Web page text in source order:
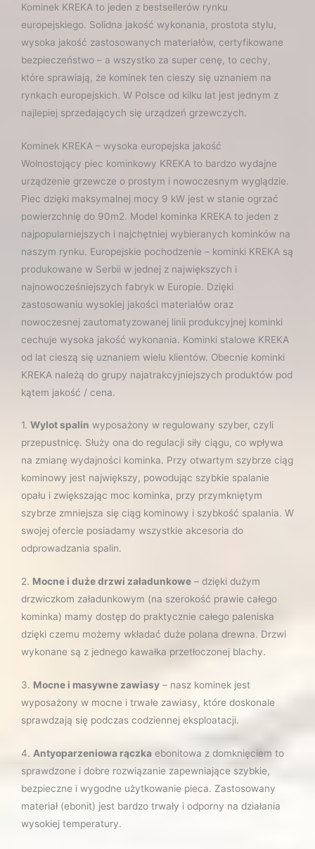
Kominek KREKA to jeden z bestsellerów rynku
europejskiego. Solidna jakość wykonania, prostota stylu,
wysoka jakość zastosowanych materiałów, certyfikowane
bezpieczeństwo – a wszystko za super cenę, to cechy,
które sprawiają, że kominek ten cieszy się uznaniem na
rynkach europejskich. W Polsce od kilku lat jest jednym z
najlepiej sprzedających się urządzeń grzewczych.
Kominek KREKA – wysoka europejska jakość
Wolnostojący piec kominkowy KREKA to bardzo wydajne
urządzenie grzewcze o prostym i nowoczesnym wyglądzie.
Piec dzięki maksymalnej mocy 9 kW jest w stanie ogrzać
powierzchnię do 90m2. Model kominka KREKA to jeden z
najpopularniejszych i najchętniej wybieranych kominków na
naszym rynku. Europejskie pochodzenie – kominki KREKA są
produkowane w Serbii w jednej z największych i
najnowocześniejszych fabryk w Europie. Dzięki
zastosowaniu wysokiej jakości materiałów oraz
nowoczesnej zautomatyzowanej linii produkcyjnej kominki
cechuje wysoka jakość wykonania. Kominki stalowe KREKA
od lat cieszą się uznaniem wielu klientów. Obecnie kominki
KREKA należą do grupy najatrakcyjniejszych produktów pod
kątem jakość / cena.
1. Wylot spalin wyposażony w regulowany szyber, czyli
przepustnicę. Służy ona do regulacji siły ciągu, co wpływa
na zmianę wydajności kominka. Przy otwartym szybrze ciąg
kominowy jest największy, powodując szybkie spalanie
opału i zwiększając moc kominka, przy przymkniętym
szybrze zmniejsza się ciąg kominowy i szybkość spalania. W
swojej ofercie posiadamy wszystkie akcesoria do
odprowadzania spalin.
2. Mocne i duże drzwi załadunkowe – dzięki dużym
drzwiczkom załadunkowym (na szerokość prawie całego
kominka) mamy dostęp do praktycznie całego paleniska
dzięki czemu możemy wkładać duże polana drewna. Drzwi
wykonane są z jednego kawałka przetłoczonej blachy.
3. Mocne i masywne zawiasy – nasz kominek jest
wyposażony w mocne i trwałe zawiasy, które doskonale
sprawdzają się podczas codziennej eksploatacji.
4. Antyoparzeniowa rączka ebonitowa z domknięciem to
sprawdzone i dobre rozwiązanie zapewniające szybkie,
bezpieczne i wygodne użytkowanie pieca. Zastosowany
materiał (ebonit) jest bardzo trwały i odporny na działania
wysokiej temperatury.